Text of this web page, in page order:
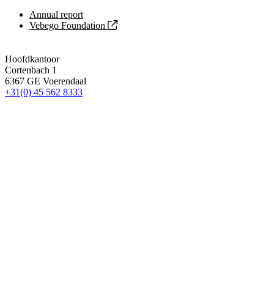
Annual report
Vebego Foundation
Hoofdkantoor
Cortenbach 1
6367 GE Voerendaal
+31(0) 45 562 8333